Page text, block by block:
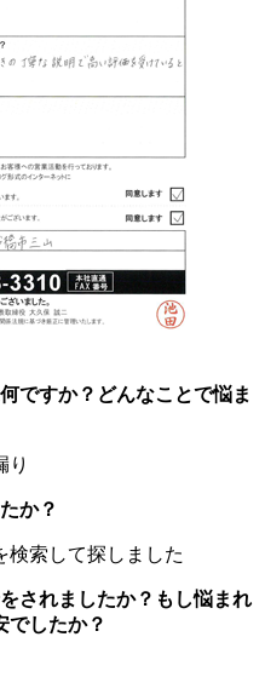
ですか？どんなことで悩ま
り
か？
検索して探しました
されましたか？もし悩まれ
でしたか？